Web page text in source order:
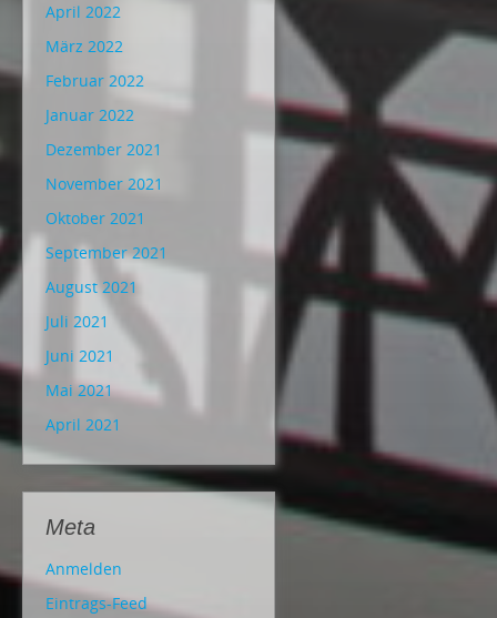
April 2022
März 2022
Februar 2022
Januar 2022
Dezember 2021
November 2021
Oktober 2021
September 2021
August 2021
Juli 2021
Juni 2021
Mai 2021
April 2021
Meta
Anmelden
Eintrags-Feed